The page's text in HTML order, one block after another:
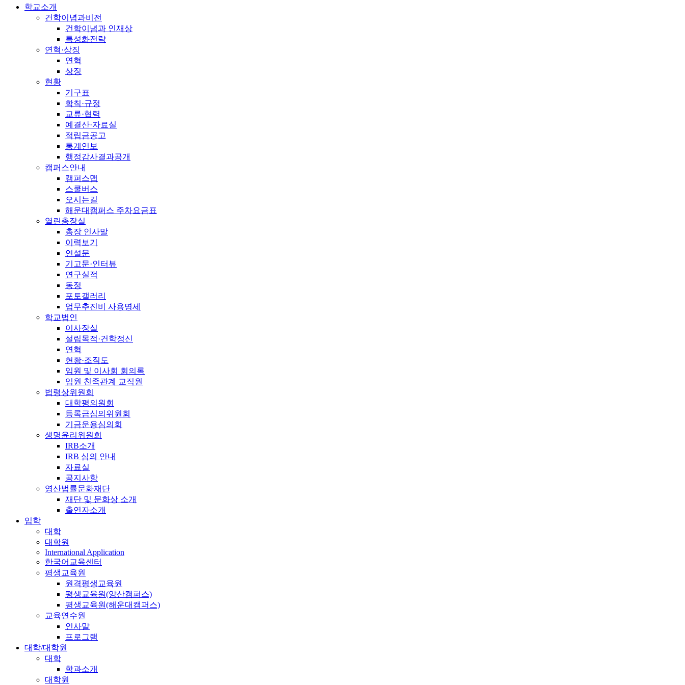
학교소개
건학이념과비전
건학이념과 인재상
특성화전략
연혁·상징
연혁
상징
현황
기구표
학칙·규정
교류·협력
예결산·자료실
적립금공고
통계연보
행정감사결과공개
캠퍼스안내
캠퍼스맵
스쿨버스
오시는길
해운대캠퍼스 주차요금표
열린총장실
총장 인사말
이력보기
연설문
기고문·인터뷰
연구실적
동정
포토갤러리
업무추진비 사용명세
학교법인
이사장실
설립목적·건학정신
연혁
현황·조직도
임원 및 이사회 회의록
임원 친족관계 교직원
법령상위원회
대학평의원회
등록금심의위원회
기금운용심의회
생명윤리위원회
IRB소개
IRB 심의 안내
자료실
공지사항
영산법률문화재단
재단 및 문화상 소개
출연자소개
입학
대학
대학원
International Application
한국어교육센터
평생교육원
원격평생교육원
평생교육원(양산캠퍼스)
평생교육원(해운대캠퍼스)
교육연수원
인사말
프로그램
대학/대학원
대학
학과소개
대학원